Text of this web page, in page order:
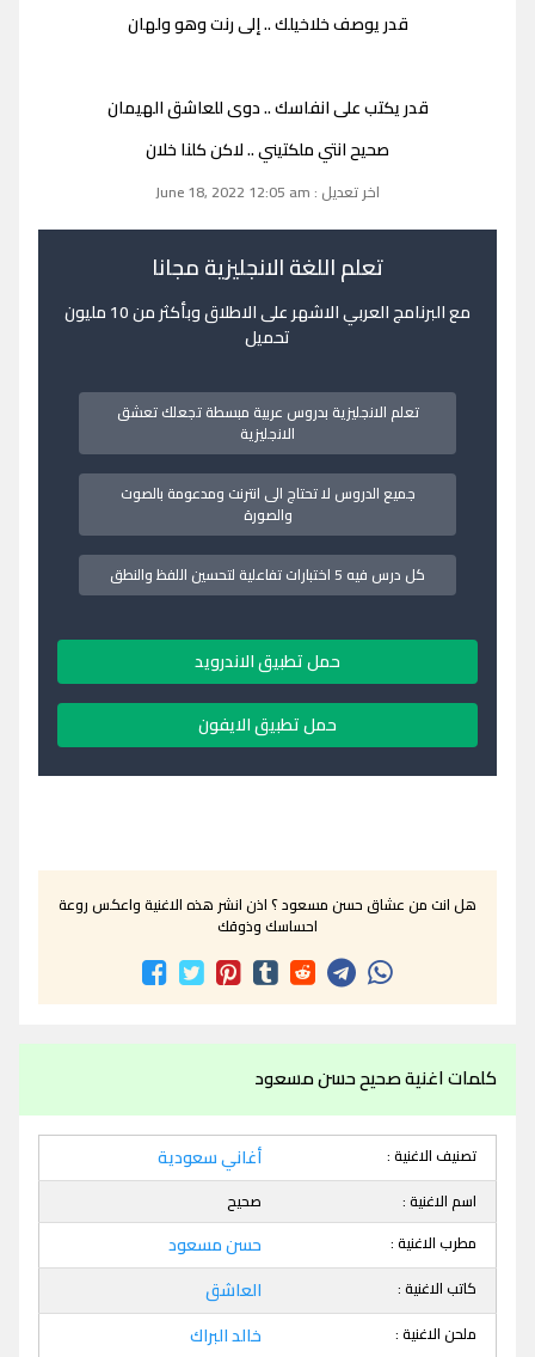
قدر يوصف خلاخيلك .. إلى رنت وهو ولهان
قدر يكتب على انفاسك .. دوى للعاشق الهيمان
صحيح انتي ملكتيني .. لاكن كلنا خلان
اخر تعديل : June 18, 2022 12:05 am
تعلم اللغة الانجليزية مجانا
مع البرنامج العربي الاشهر على الاطلاق وبأكثر من 10 مليون
تحميل
تعلم الانجليزية بدروس عربية مبسطة تجعلك تعشق
الانجليزية
جميع الدروس لا تحتاج الى انترنت ومدعومة بالصوت
والصورة
كل درس فيه 5 اختبارات تفاعلية لتحسين اللفظ والنطق
حمل تطبيق الاندرويد
حمل تطبيق الايفون
هل انت من عشاق حسن مسعود ؟ اذن انشر هذه الاغنية واعكس روعة
احساسك وذوقك
كلمات اغنية صحيح حسن مسعود
تصنيف الاغنية : أغاني سعودية
اسم الاغنية :
صحيح
مطرب الاغنية :
حسن مسعود
كاتب الاغنية : العاشق
ملحن الاغنية : خالد البراك